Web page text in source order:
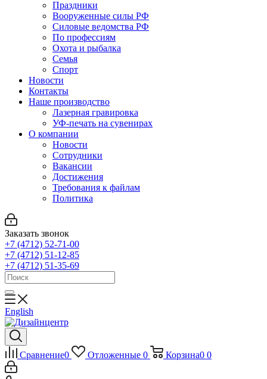
Праздники
Вооруженные силы РФ
Силовые ведомства РФ
По профессиям
Охота и рыбалка
Семья
Спорт
Новости
Контакты
Наше производство
Лазерная гравировка
УФ-печать на сувенирах
О компании
Новости
Сотрудники
Вакансии
Достижения
Требования к файлам
Политика
Заказать звонок
+7 (4712) 52-71-00
+7 (4712) 51-12-85
+7 (4712) 51-35-69
English
Сравнение0 Отложенные 0 Корзина0 0